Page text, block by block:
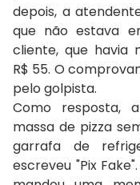
depois, a
que não estava
cliente, que havia
R$ 55. O
pelo golpista.
Como resposta,
massa de pizza
garrafa de
escreveu "Pix